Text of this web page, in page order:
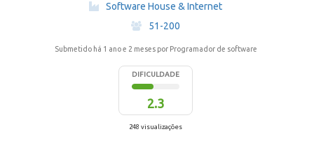
Software House & Internet
·
51-200
Submetido há 1 ano e 2 meses por Programador de software
DIFICULDADE
2.3
248 visualizações